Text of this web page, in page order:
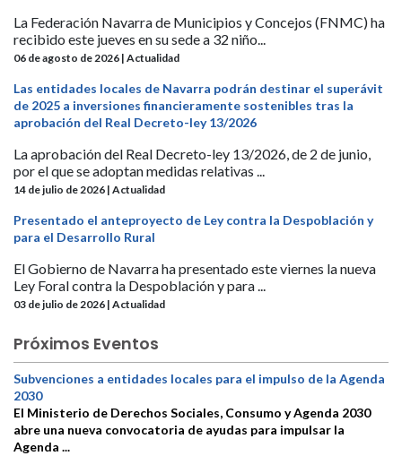
La Federación Navarra de Municipios y Concejos (FNMC) ha
recibido este jueves en su sede a 32 niño...
06 de agosto de 2026 | Actualidad
Las entidades locales de Navarra podrán destinar el superávit
de 2025 a inversiones financieramente sostenibles tras la
aprobación del Real Decreto-ley 13/2026
La aprobación del Real Decreto-ley 13/2026, de 2 de junio,
por el que se adoptan medidas relativas ...
14 de julio de 2026 | Actualidad
Presentado el anteproyecto de Ley contra la Despoblación y
para el Desarrollo Rural
El Gobierno de Navarra ha presentado este viernes la nueva
Ley Foral contra la Despoblación y para ...
03 de julio de 2026 | Actualidad
Próximos Eventos
Subvenciones a entidades locales para el impulso de la Agenda
2030
El Ministerio de Derechos Sociales, Consumo y Agenda 2030
abre una nueva convocatoria de ayudas para impulsar la
Agenda ...